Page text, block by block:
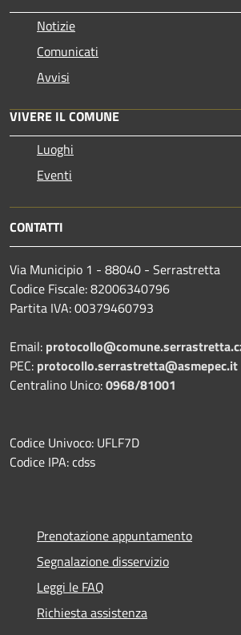
Notizie
Comunicati
Avvisi
VIVERE IL COMUNE
Luoghi
Eventi
CONTATTI
Via Municipio 1 - 88040 - Serrastretta
Codice Fiscale: 82006340796
Partita IVA: 00379460793
Email:
PEC: protocollo.serrastretta@asmepec.it
Centralino Unico:0968/81001
Codice Univoco: UFLF7D
Codice IPA: cdss
Prenotazione appuntamento
Segnalazione disservizio
Leggi le FAQ
Richiesta assistenza